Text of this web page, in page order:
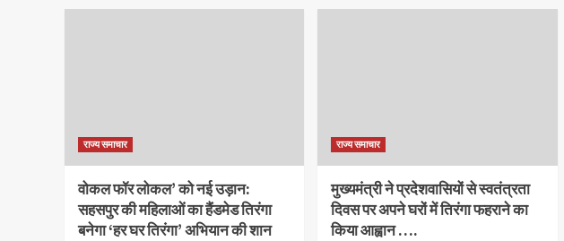
राज्य समाचार
वोकल फॉर लोकल’ को नई उड़ान:
सहसपुर की महिलाओं का हैंडमेड तिरंगा
बनेगा ‘हर घर तिरंगा’ अभियान की शान
राज्य समाचार
मुख्यमंत्री ने प्रदेशवासियों से स्वतंत्रता
दिवस पर अपने घरों में तिरंगा फहराने का
किया आह्वान ….